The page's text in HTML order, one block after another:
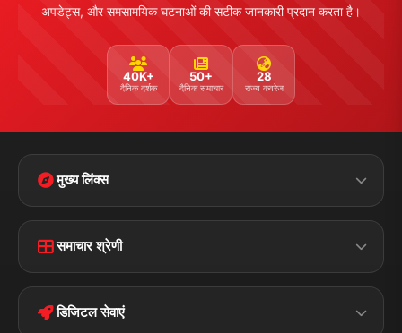
अपडेट्स, और समसामयिक घटनाओं की सटीक जानकारी प्रदान करता है।
40K+
दैनिक दर्शक
50+
दैनिक समाचार
28
राज्य कवरेज
मुख्य लिंक्स
Disclaimer
Terms &
समाचार श्रेणी
डिजिटल सेवाएं